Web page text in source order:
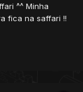
^^ Minha
fica na saffari !!